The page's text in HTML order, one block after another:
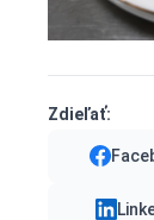
Zdieľať: